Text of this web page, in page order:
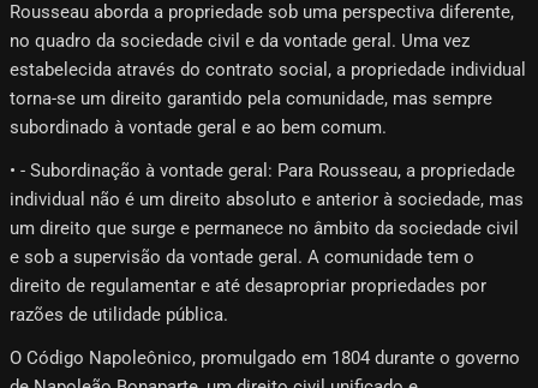
Rousseau aborda a propriedade sob uma perspectiva diferente,
no quadro da sociedade civil e da vontade geral. Uma vez
estabelecida através do contrato social, a propriedade individual
torna-se um direito garantido pela comunidade, mas sempre
subordinado à vontade geral e ao bem comum.
• - Subordinação à vontade geral: Para Rousseau, a propriedade
individual não é um direito absoluto e anterior à sociedade, mas
um direito que surge e permanece no âmbito da sociedade civil
e sob a supervisão da vontade geral. A comunidade tem o
direito de regulamentar e até desapropriar propriedades por
razões de utilidade pública.
O Código Napoleônico, promulgado em 1804 durante o governo